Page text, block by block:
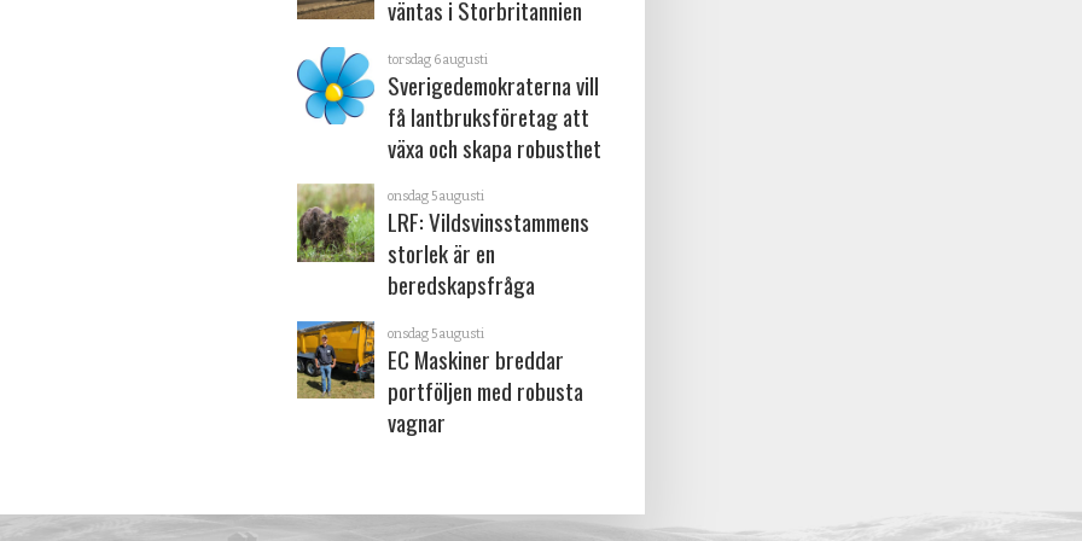
väntas i Storbritannien
torsdag 6 augusti
Sverigedemokraterna vill
få lantbruksföretag att
växa och skapa robusthet
onsdag 5 augusti
LRF: Vildsvinsstammens
storlek är en
beredskapsfråga
onsdag 5 augusti
EC Maskiner breddar
portföljen med robusta
vagnar